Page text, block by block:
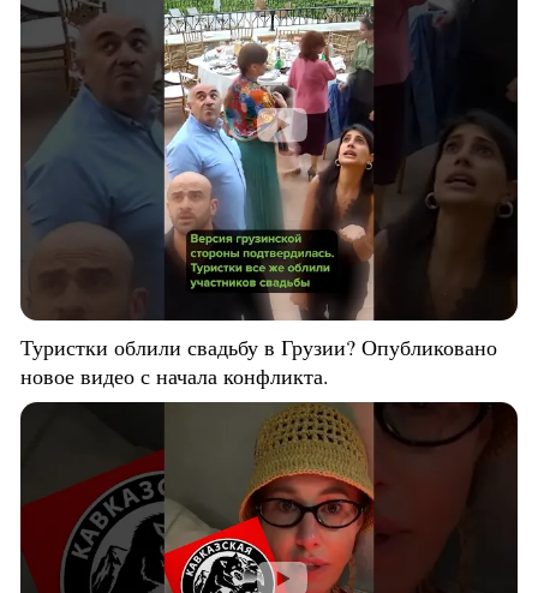
Туристки облили свадьбу в Грузии? Опубликовано
новое видео с начала конфликта.